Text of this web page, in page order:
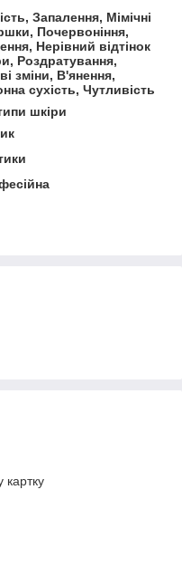
Запалення, Мімічні
Почервоніння,
Нерівний відтінок
Роздратування,
зміни, В'янення,
сухість, Чутливість
шкіри
картку